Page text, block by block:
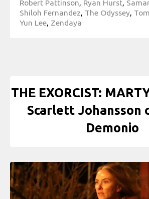
Robert Pattinson, Ryan Hurst,
Shiloh Fernandez, The Odyssey,
Yun Lee, Zendaya
THE EXORCIST:
Scarlett Johansson
Demonio